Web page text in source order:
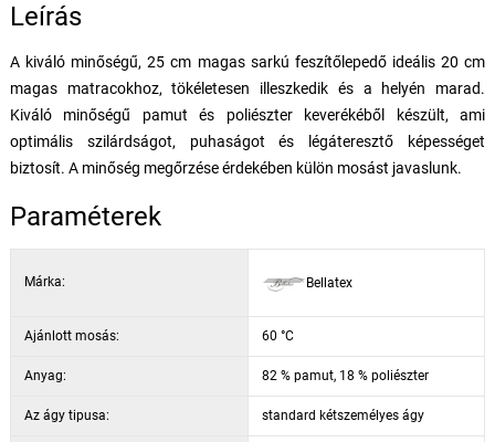
Leírás
A kiváló minőségű, 25 cm magas sarkú feszítőlepedő ideális 20 cm
magas matracokhoz, tökéletesen illeszkedik és a helyén marad.
Kiváló minőségű pamut és poliészter keverékéből készült, ami
optimális szilárdságot, puhaságot és légáteresztő képességet
biztosít. A minőség megőrzése érdekében külön mosást javaslunk.
Paraméterek
Márka: Bellatex
Ajánlott mosás: 60 °C
Anyag: 82 % pamut, 18 % poliészter
Az ágy tipusa: standard kétszemélyes ágy